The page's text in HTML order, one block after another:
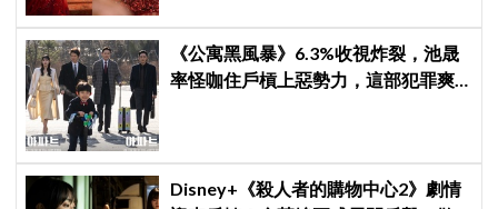
《公寓黑風暴》6.3%收視炸裂，池晟
率怪咖住戶槓上惡勢力，這部犯罪爽
Disney+《殺人者的購物中心2》劇情